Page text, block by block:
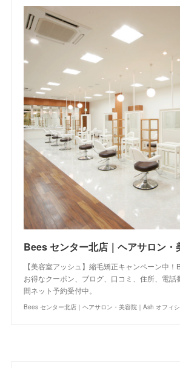
【美容室アッシュ】縮毛矯正キャンペーン中
お得なクーポン、ブログ、口コミ、住所、電話
間ネット予約受付中。
Bees センター北店｜ヘアサロン・美容院｜Ash オフィ